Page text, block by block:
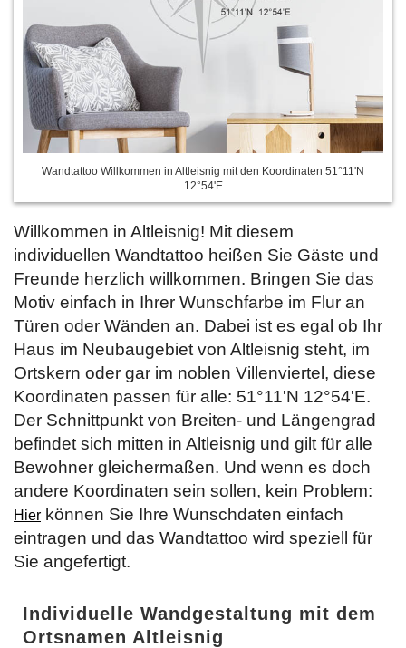
Wandtattoo Willkommen in Altleisnig mit den Koordinaten 51°11'N
12°54'E
Willkommen in Altleisnig! Mit diesem
individuellen Wandtattoo heißen Sie Gäste und
Freunde herzlich willkommen. Bringen Sie das
Motiv einfach in Ihrer Wunschfarbe im Flur an
Türen oder Wänden an. Dabei ist es egal ob Ihr
Haus im Neubaugebiet von Altleisnig steht, im
Ortskern oder gar im noblen Villenviertel, diese
Koordinaten passen für alle: 51°11'N 12°54'E.
Der Schnittpunkt von Breiten- und Längengrad
befindet sich mitten in Altleisnig und gilt für alle
Bewohner gleichermaßen. Und wenn es doch
andere Koordinaten sein sollen, kein Problem:
Hier können Sie Ihre Wunschdaten einfach
eintragen und das Wandtattoo wird speziell für
Sie angefertigt.
Individuelle Wandgestaltung mit dem
Ortsnamen Altleisnig